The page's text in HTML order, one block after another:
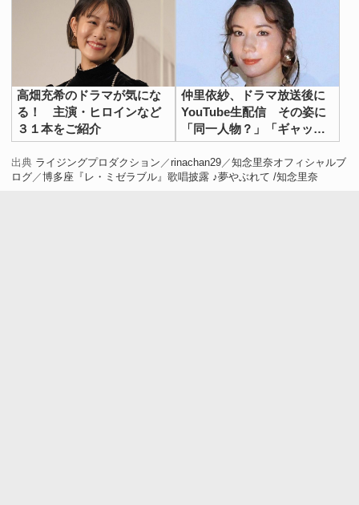
高畑充希のドラマが気にな
る！ 主演・ヒロインなど
３１本をご紹介
仲里依紗、ドラマ放送後に
YouTube生配信 その姿に
「同一人物？」「ギャップ
大きい」の声
出典 ライジングプロダクション ／rinachan29／知念里奈オフィシャルブ
ログ／博多座『レ・ミゼラブル』歌唱披露 ♪夢やぶれて /知念里奈